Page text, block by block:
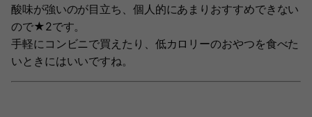
酸味が強いのが目立ち、個人的にあまりおすすめできない
ので★2です。
手軽にコンビニで買えたり、低カロリーのおやつを食べた
いときにはいいですね。